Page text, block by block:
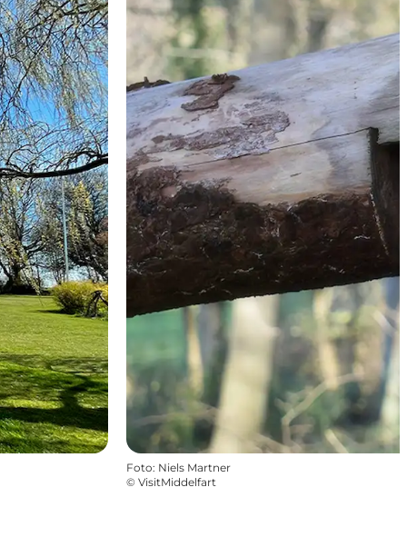
Foto: Niels Martner
© VisitMiddelfart